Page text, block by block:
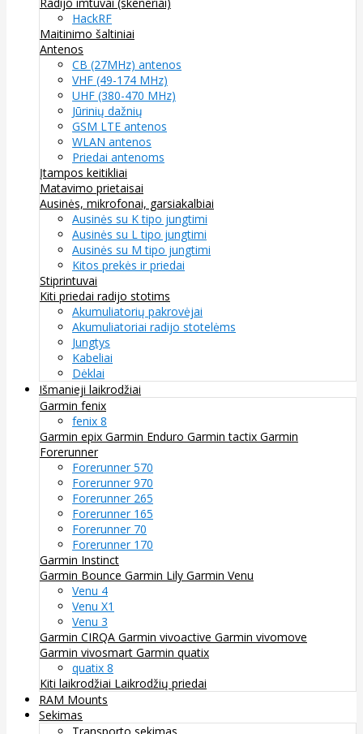
HackRF
Maitinimo šaltiniai
Antenos
CB (27MHz) antenos
VHF (49-174 MHz)
UHF (380-470 MHz)
Jūrinių dažnių
GSM LTE antenos
WLAN antenos
Priedai antenoms
Įtampos keitikliai
Matavimo prietaisai
Ausinės, mikrofonai, garsiakalbiai
Ausinės su K tipo jungtimi
Ausinės su L tipo jungtimi
Ausinės su M tipo jungtimi
Kitos prekės ir priedai
Stiprintuvai
Kiti priedai radijo stotims
Akumuliatorių pakrovėjai
Akumuliatoriai radijo stotelėms
Jungtys
Kabeliai
Dėklai
Išmanieji laikrodžiai
Garmin fenix
fenix 8
Garmin epix Garmin Enduro Garmin tactix Garmin
Forerunner
Forerunner 570
Forerunner 970
Forerunner 265
Forerunner 165
Forerunner 70
Forerunner 170
Garmin Instinct
Garmin Bounce Garmin Lily Garmin Venu
Venu 4
Venu X1
Venu 3
Garmin CIRQA Garmin vivoactive Garmin vivomove
Garmin vivosmart Garmin quatix
quatix 8
Kiti laikrodžiai Laikrodžių priedai
RAM Mounts
Sekimas
Transporto sekimas